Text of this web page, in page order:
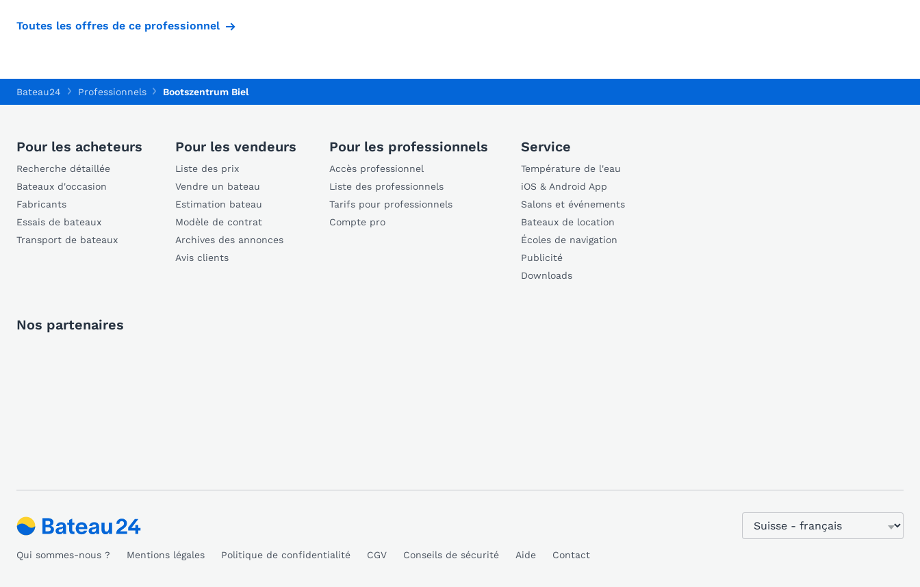
Toutes les offres de ce professionnel
Bateau24 Professionnels Bootszentrum Biel
Pour les acheteurs
Recherche détaillée
Bateaux d'occasion
Fabricants
Essais de bateaux
Transport de bateaux
Pour les vendeurs
Liste des prix
Vendre un bateau
Estimation bateau
Modèle de contrat
Archives des annonces
Avis clients
Pour les professionnels
Accès professionnel
Liste des professionnels
Tarifs pour professionnels
Compte pro
Service
Température de l'eau
iOS & Android App
Salons et événements
Bateaux de location
Écoles de navigation
Publicité
Downloads
Nos partenaires
Qui sommes-nous ? Mentions légales Politique de confidentialité CGV Conseils de sécurité Aide Contact